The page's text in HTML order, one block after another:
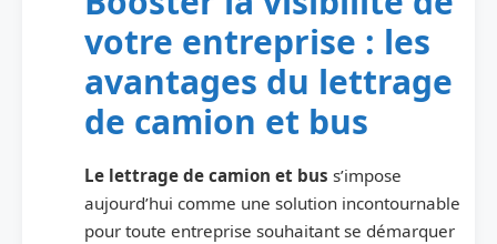
votre entreprise : les
avantages du lettrage
de camion et bus
Le lettrage de camion et bus s’impose
aujourd’hui comme une solution incontournable
pour toute entreprise souhaitant se démarquer